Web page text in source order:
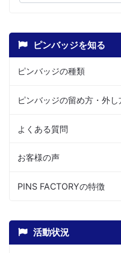
ピンバッジを知る
ピンバッジの種類
ピンバッジの留め方・外し
よくある質問
お客様の声
PINS FACTORYの特徴
活動状況